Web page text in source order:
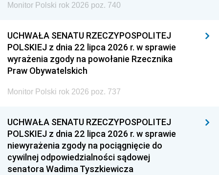
Monitor Polski rok 2026 poz. 740
UCHWAŁA SENATU RZECZYPOSPOLITEJ
POLSKIEJ z dnia 22 lipca 2026 r. w sprawie
wyrażenia zgody na powołanie Rzecznika
Praw Obywatelskich
Monitor Polski rok 2026 poz. 737
UCHWAŁA SENATU RZECZYPOSPOLITEJ
POLSKIEJ z dnia 22 lipca 2026 r. w sprawie
niewyrażenia zgody na pociągnięcie do
cywilnej odpowiedzialności sądowej
senatora Wadima Tyszkiewicza